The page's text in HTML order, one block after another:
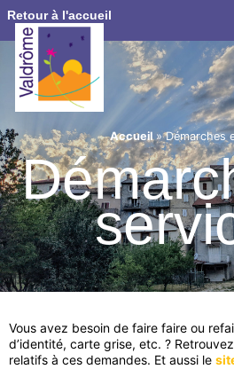
Retour à l'accueil
Accueil»Démarches
Vous avez besoin de faire faire ou
d’identité, carte grise, etc. ?
relatifs à ces demandes. Et aussi le